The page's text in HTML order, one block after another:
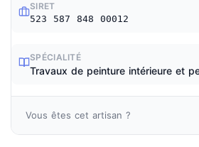
SIRET
523 587 848 00012
SPÉCIALITÉ
Travaux de peinture intérieure et
Vous êtes cet artisan ?